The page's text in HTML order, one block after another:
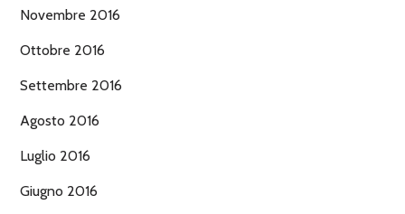
Novembre 2016
Ottobre 2016
Settembre 2016
Agosto 2016
Luglio 2016
Giugno 2016